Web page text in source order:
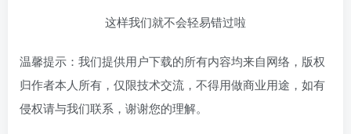
这样我们就不会轻易错过啦
温馨提示：我们提供用户下载的所有内容均来自网络，版权
归作者本人所有，仅限技术交流，不得用做商业用途，如有
侵权请与我们联系，谢谢您的理解。